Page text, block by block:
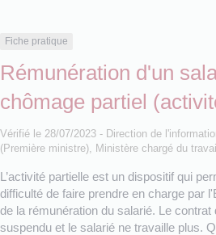
Fiche pratique
Rémunération d'un
chômage partiel
Vérifié le 28/07/2023 - Direction de
(Première ministre), Ministère chargé du travail
L’activité partielle est un dispositif qui
difficulté de faire prendre en charge par
de la rémunération du salarié. Le
suspendu et le salarié ne travaille plus.